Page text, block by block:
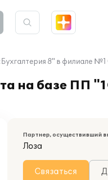
8" в
на базе ПП
Партнер, осуществивший
Лоза
Связаться